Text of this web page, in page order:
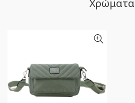
Χρώματα